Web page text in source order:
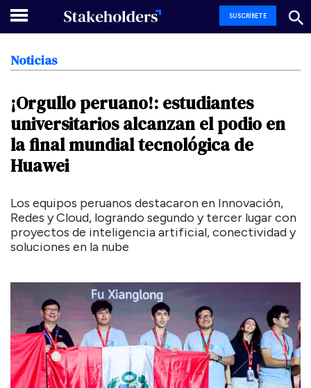
SUSCRÍBETE
Noticias
¡Orgullo peruano!: estudiantes
universitarios alcanzan el podio en
lafinalmundialtecnológica de
Huawei
Los equipos peruanos destacaron en Innovación,
Redes y Cloud, logrando segundo y tercer lugar con
proyectos de inteligencia artificial, conectividad y
soluciones en la nube